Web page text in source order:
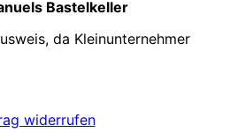
Bastelkeller
da Kleinunternehmer
widerrufen